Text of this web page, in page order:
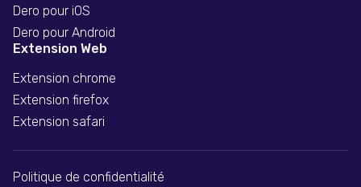
Dero pour iOS
Dero pour Android
Extension Web
Extension chrome
Extension firefox
Extension safari
Politique de confidentialité